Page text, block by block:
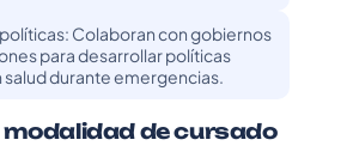
Colaboran con gobiernos
para desarrollar políticas
durante emergencias.
modalidad de cursado